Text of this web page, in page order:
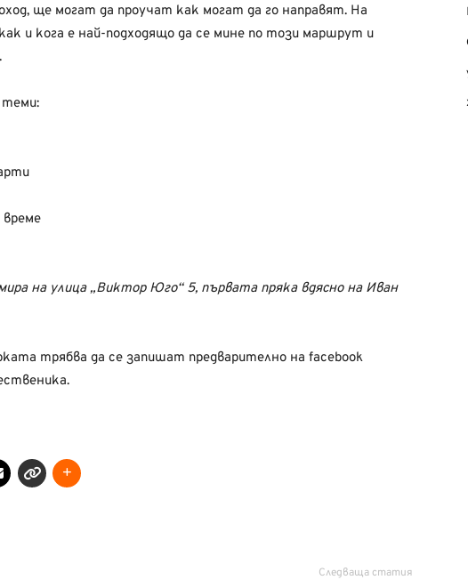
ще могат да проучат как могат да го направят. На
и кога е най-подходящо да се мине по този маршрут и
време
на улица „Виктор Юго“ 5, първата пряка вдясно на Иван
трябва да се запишат предварително на facebook
Следваща статия